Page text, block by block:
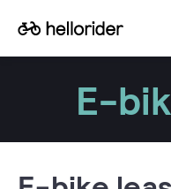
Go
to
homepageE-